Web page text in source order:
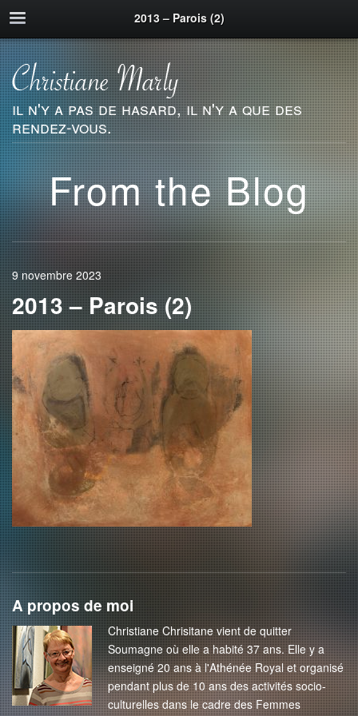
2013 – Parois (2)
il n'y a pas de hasard, il n'y a que des
rendez-vous.
From the Blog
9 novembre 2023
2013 – Parois (2)
A propos de moi
Christiane Chrisitane vient de quitter
Soumagne où elle a habité 37 ans. Elle y a
enseigné 20 ans à l'Athénée Royal et organisé
pendant plus de 10 ans des activités socio-
culturelles dans le cadre des Femmes